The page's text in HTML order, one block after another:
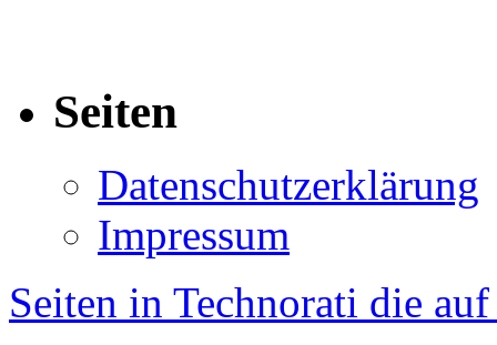
Seiten
Datenschutzerklärung
Impressum
Seiten in Technorati die